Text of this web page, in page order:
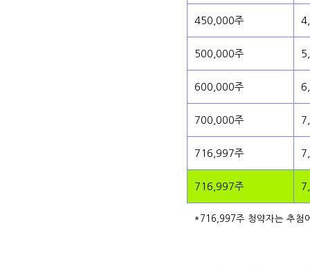
450,000주
500,000주
600,000주
700,000주
716,997주
716,997주
*716,997주 청약자는 추첨